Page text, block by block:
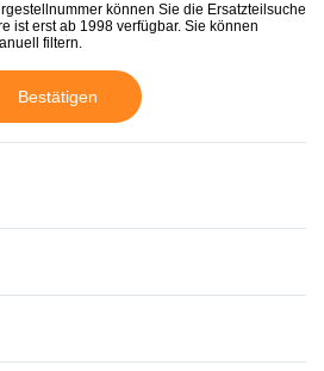
können Sie die Ersatzteilsuche
ist erst ab 1998 verfügbar. Sie können
filtern.
Bestätigen